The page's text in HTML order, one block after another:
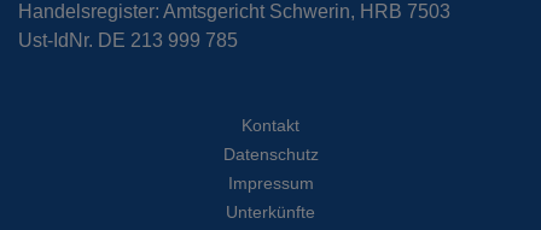
Handelsregister: Amtsgericht Schwerin, HRB 7503
Ust-IdNr. DE 213 999 785
Kontakt
Datenschutz
Impressum
Unterkünfte